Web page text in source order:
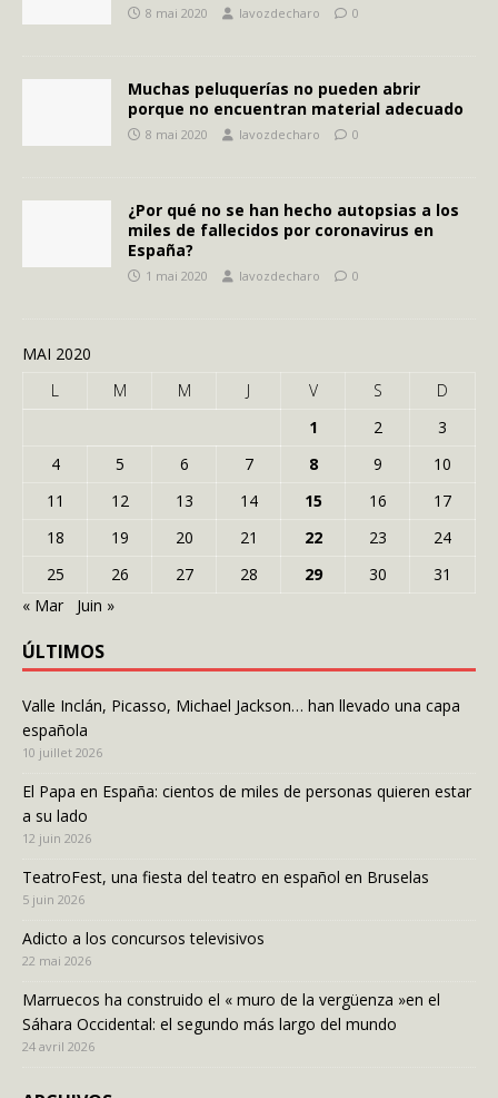
8 mai 2020 lavozdecharo 0
Muchas peluquerías no pueden abrir
porque no encuentran material adecuado
8 mai 2020 lavozdecharo 0
¿Por qué no se han hecho autopsias a los
miles de fallecidos por coronavirus en
España?
1 mai 2020 lavozdecharo 0
MAI 2020
L
M M J V S
D
1
2
3
4
5 6 7 8 9
10
11
12 13 14 15 16
17
18
19 20 21 22 23
24
25
26 27 28 29 30
31
« Mar
Juin »
ÚLTIMOS
Valle Inclán, Picasso, Michael Jackson… han llevado una capa
española
10 juillet 2026
El Papa en España: cientos de miles de personas quieren estar
a su lado
12 juin 2026
TeatroFest, una fiesta del teatro en español en Bruselas
5 juin 2026
Adicto a los concursos televisivos
22 mai 2026
Marruecos ha construido el « muro de la vergüenza »en el
Sáhara Occidental: el segundo más largo del mundo
24 avril 2026